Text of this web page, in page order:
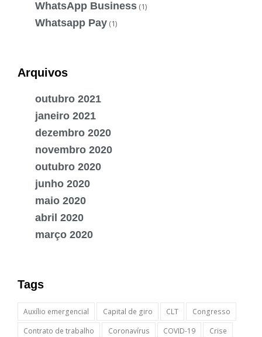
WhatsApp Business (1)
Whatsapp Pay (1)
Arquivos
outubro 2021
janeiro 2021
dezembro 2020
novembro 2020
outubro 2020
junho 2020
maio 2020
abril 2020
março 2020
Tags
Auxílio emergencial Capital de giro CLT
Congresso
Contrato de trabalho
Coronavírus COVID-19
Crise